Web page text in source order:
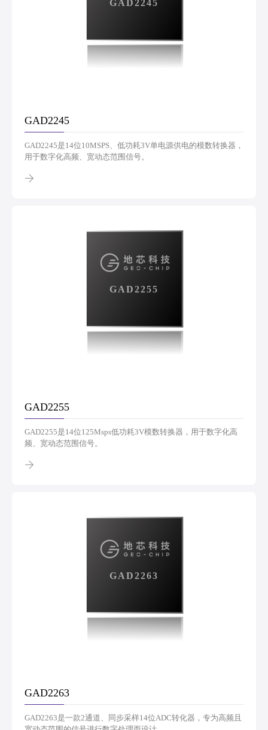
GAD2245
GAD2245
GAD2245是14位10MSPS、低功耗3V单电源供电的模数转换器，
用于数字化高频、宽动态范围信号。
GAD2255
GAD2255
GAD2255是14位125Msps低功耗3V模数转换器，用于数字化高
频、宽动态范围信号。
GAD2263
GAD2263
GAD2263是一款2通道、同步采样14位ADC转化器，专为高频且